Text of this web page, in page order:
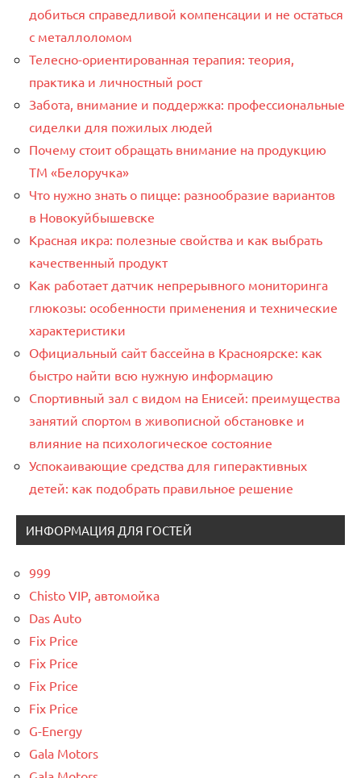
добиться справедливой компенсации и не остаться
с металлоломом
Телесно-ориентированная терапия: теория,
практика и личностный рост
Забота, внимание и поддержка: профессиональные
сиделки для пожилых людей
Почему стоит обращать внимание на продукцию
ТМ «Белоручка»
Что нужно знать о пицце: разнообразие вариантов
в Новокуйбышевске
Красная икра: полезные свойства и как выбрать
качественный продукт
Как работает датчик непрерывного мониторинга
глюкозы: особенности применения и технические
характеристики
Официальный сайт бассейна в Красноярске: как
быстро найти всю нужную информацию
Спортивный зал с видом на Енисей: преимущества
занятий спортом в живописной обстановке и
влияние на психологическое состояние
Успокаивающие средства для гиперактивных
детей: как подобрать правильное решение
ИНФОРМАЦИЯ ДЛЯ ГОСТЕЙ
999
Chisto VIP, автомойка
Das Auto
Fix Price
Fix Price
Fix Price
Fix Price
G-Energy
Gala Motors